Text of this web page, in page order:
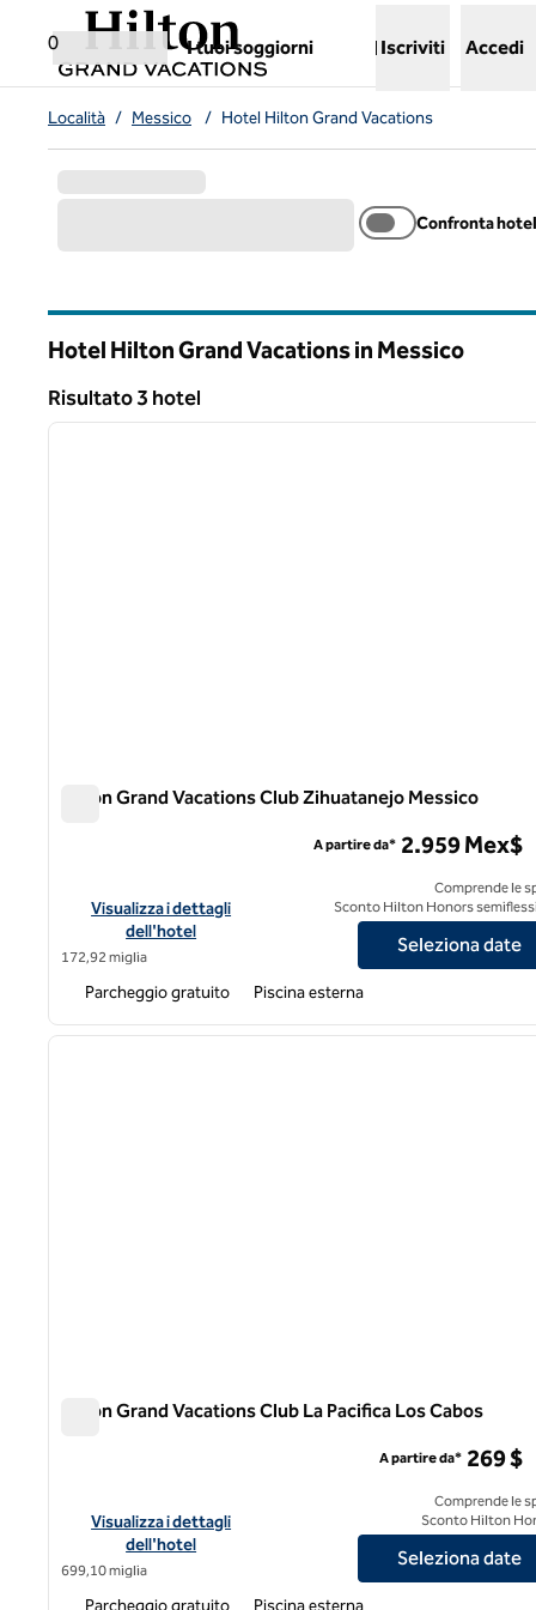
Vai al contenuto
0
I tuoi soggiorni Iscriviti Accedi
Località / Messico / Hotel Hilton Grand Vacations
Confronta hotel
Hotel Hilton Grand Vacations in Messico
Risultato 3 hotel
Risultato 3 hotel
1 di 12
Hilton Grand Vacations Club Zihuatanejo Messico
Visualizza i dettagli dell'hotel Hilton Grand Vacations Club
Visualizza i dettagli
dell'hotel
172,92 miglia
A partire da* 2.959 Mex$
Comprende le
Sconto Hilton Honors
Seleziona date
Parcheggio gratuito Piscina esterna
1 di 12
Hilton Grand Vacations Club La Pacifica Los Cabos
Visualizza i dettagli dell'hotel Hilton Grand Vacations Club La
Visualizza i dettagli
dell'hotel
699,10 miglia
A partire da* 269 $
Comprende le
Sconto Hilton
Seleziona date